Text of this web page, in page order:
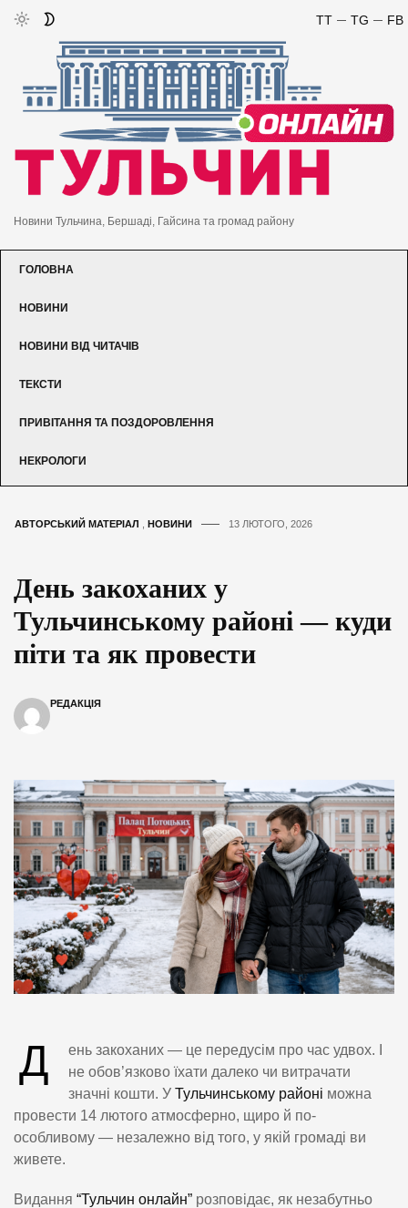
FB
TG
TT
Новини Тульчина, Бершаді, Гайсина та громад району
ГОЛОВНА
НОВИНИ
НОВИНИ ВІД ЧИТАЧІВ
ТЕКСТИ
ПРИВІТАННЯ ТА ПОЗДОРОВЛЕННЯ
НЕКРОЛОГИ
АВТОРСЬКИЙ МАТЕРІАЛ НОВИНИ 13 ЛЮТОГО, 2026
День закоханих у
Тульчинському районі — куди
піти та як провести
РЕДАКЦІЯ
Д
ень закоханих — це передусім про час удвох. І
не обов’язково їхати далеко чи витрачати
значні кошти. У Тульчинському районі можна
провести 14 лютого атмосферно, щиро й по-
особливому — незалежно від того, у якій громаді ви
живете.
Видання “Тульчин онлайн” розповідає, як незабутньо